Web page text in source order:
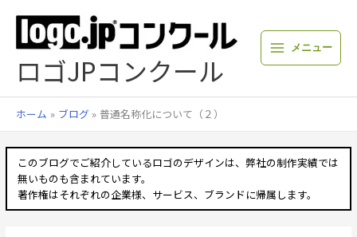
プ
ロゴJPコンクール
メニュー
ホーム ブログ 普通名称化について（２）
このブログでご紹介しているロゴのデザインは、弊社の制作実績では
無いものも含まれています。
著作権はそれぞれの企業様、サービス、ブランドに帰属します。